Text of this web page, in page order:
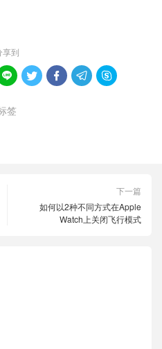
享到
    
签
下一篇
如何以2种不同方式在Apple
Watch上关闭飞行模式